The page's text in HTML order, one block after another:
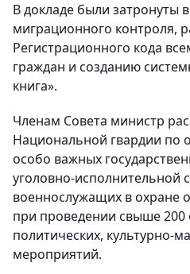
В докладе были затронуты
миграционного контроля,
Регистрационного кода
граждан и созданию
книга».
Членам Совета министр
Национальной гвардии по
особо важных
уголовно-исполнительной
военнослужащих в охране
при проведении свыше
политических, культурно-
мероприятий.